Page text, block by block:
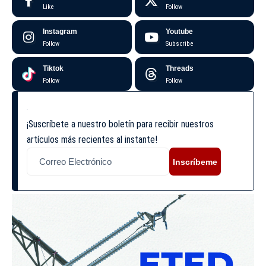
Like Follow
Instagram
Follow
Youtube
Subscribe
Tiktok
Follow
Threads
Follow
¡Suscríbete a nuestro boletín para recibir nuestros
artículos más recientes al instante!
Inscríbeme